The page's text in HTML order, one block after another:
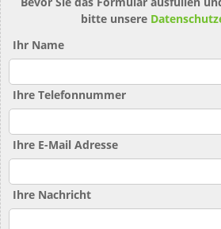
bitte unsere
Ihr Name
Ihre Telefonnummer
Ihre E-Mail Adresse
Ihre Nachricht